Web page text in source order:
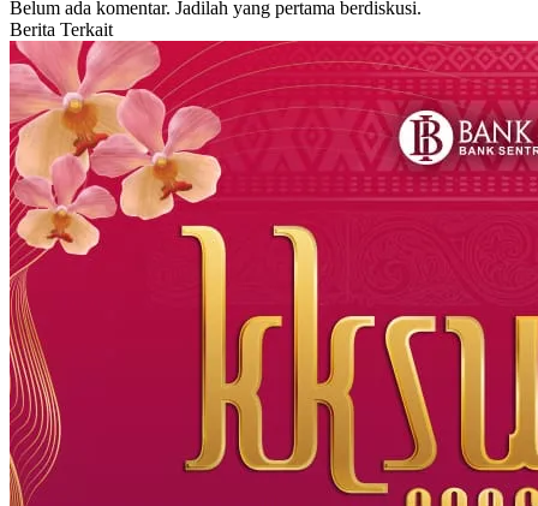
Belum ada komentar. Jadilah yang pertama berdiskusi.
Berita Terkait